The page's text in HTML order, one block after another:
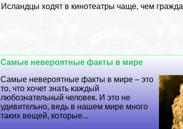
Исландцы ходят в кинотеатры чаще, чем
Самые невероятные факты в мире
Самые невероятные факты в мире – это
то, что хочет знать каждый
любознательный человек. И это не
удивительно, ведь в нашем мире много
таких вещей, которые...